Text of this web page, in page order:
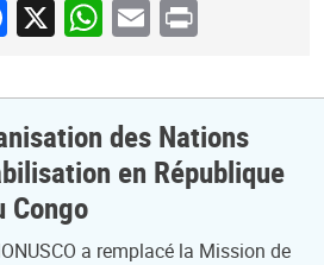
X WhatsApp
Email
Print
des Nations
en République
Congo
a remplacé la Mission de